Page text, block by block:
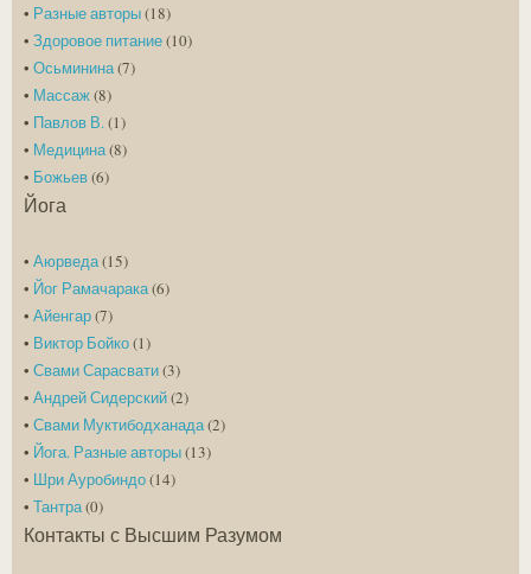
• Разные авторы(18)
• Здоровое питание(10)
• Осьминина(7)
• Массаж(8)
• Павлов В. (1)
• Медицина(8)
• Божьев(6)
Йога
• Аюрведа(15)
• Йог Рамачарака(6)
• Айенгар(7)
• Виктор Бойко(1)
• Свами Сарасвати(3)
• Андрей Сидерский(2)
• Свами Муктибодханада(2)
• Йога. Разные авторы(13)
• Шри Ауробиндо(14)
• Тантра(0)
Контакты с Высшим Разумом